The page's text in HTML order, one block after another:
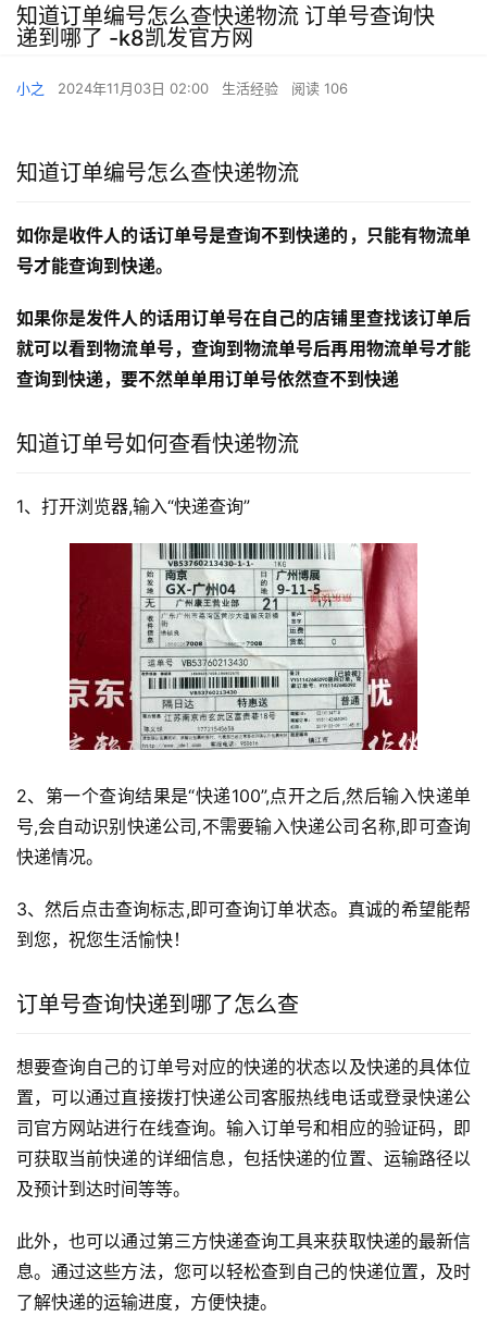
知道订单编号怎么查快递物流 订单号查询快
递到哪了 -k8凯发官方网
小之 2024年11月03日 02:00 生活经验 阅读 106
知道订单编号怎么查快递物流
如你是收件人的话订单号是查询不到快递的，只能有物流单
号才能查询到快递。
如果你是发件人的话用订单号在自己的店铺里查找该订单后
就可以看到物流单号，查询到物流单号后再用物流单号才能
查询到快递，要不然单单用订单号依然查不到快递
知道订单号如何查看快递物流
1、打开浏览器,输入“快递查询”
2、第一个查询结果是“快递100”,点开之后,然后输入快递单
号,会自动识别快递公司,不需要输入快递公司名称,即可查询
快递情况。
3、然后点击查询标志,即可查询订单状态。真诚的希望能帮
到您，祝您生活愉快！
订单号查询快递到哪了怎么查
想要查询自己的订单号对应的快递的状态以及快递的具体位
置，可以通过直接拨打快递公司客服热线电话或登录快递公
司官方网站进行在线查询。输入订单号和相应的验证码，即
可获取当前快递的详细信息，包括快递的位置、运输路径以
及预计到达时间等等。
此外，也可以通过第三方快递查询工具来获取快递的最新信
息。通过这些方法，您可以轻松查到自己的快递位置，及时
了解快递的运输进度，方便快捷。